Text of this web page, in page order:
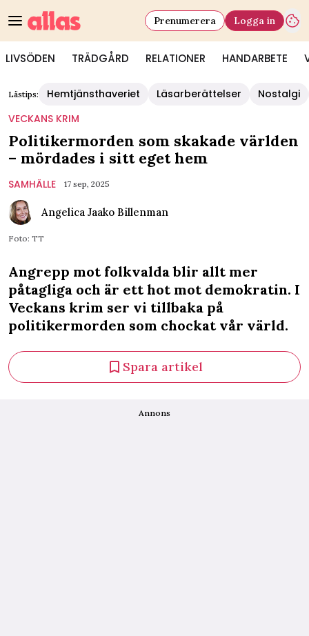
LIVSÖDEN TRÄDGÅRD RELATIONER HANDARBETE
Prenumerera Logga in
Lästips: Hemtjänsthaveriet Läsarberättelser
Nostalgi
VECKANS KRIM
Politikermorden som skakade världen
– mördades i sitt eget hem
SAMHÄLLE 17 sep, 2025
Angelica Jaako Billenman
Foto: TT
Angrepp mot folkvalda blir allt mer
påtagliga och är ett hot mot demokratin. I
Veckans krim ser vi tillbaka på
politikermorden som chockat vår värld.
Spara artikel
Annons